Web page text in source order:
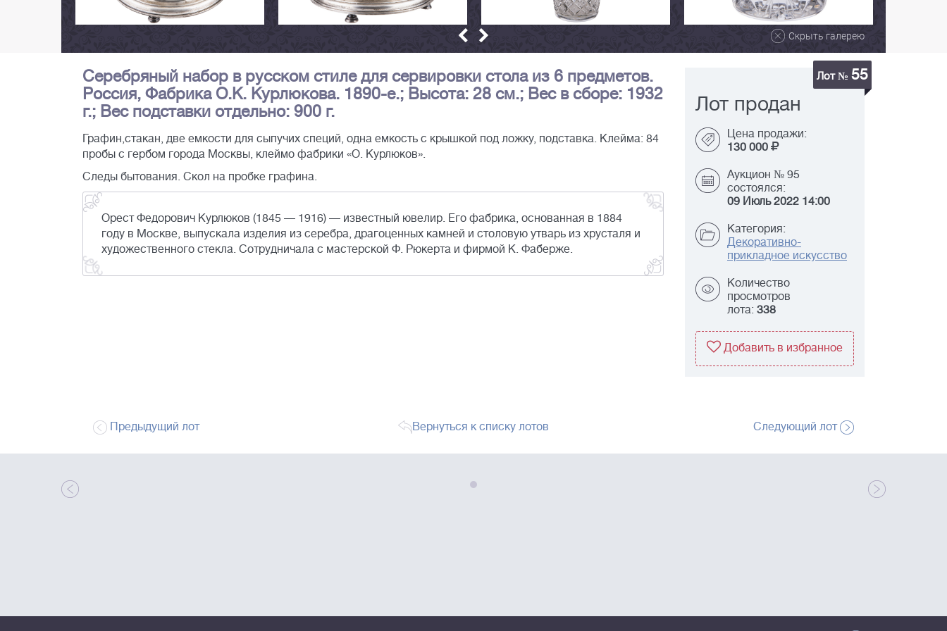
Скрыть галерею
Серебряный набор в русском стиле для сервировки стола из 6 предметов.
Россия, Фабрика О.К. Курлюкова. 1890-е.; Высота: 28 см.; Вес в сборе: 1932
г.; Вес подставки отдельно: 900 г.
Графин,стакан, две емкости для сыпучих специй, одна емкость с крышкой под ложку, подставка. Клейма: 84
пробы с гербом города Москвы, клеймо фабрики «О. Курлюков».
Следы бытования. Скол на пробке графина.
Орест Федорович Курлюков (1845 — 1916) — известный ювелир. Его фабрика, основанная в 1884
году в Москве, выпускала изделия из серебра, драгоценных камней и столовую утварь из хрусталя и
художественного стекла. Сотрудничала с мастерской Ф. Рюкерта и фирмой К. Фаберже.
Лот № 55
Лот продан
Цена продажи:
130 000
Аукцион № 95
состоялся:
09 Июль 2022 14:00
Категория:
Декоративно-
прикладное искусство
Количество
просмотров
лота: 338
Добавить в избранное
Предыдущий лот Вернуться к списку лотов Следующий лот